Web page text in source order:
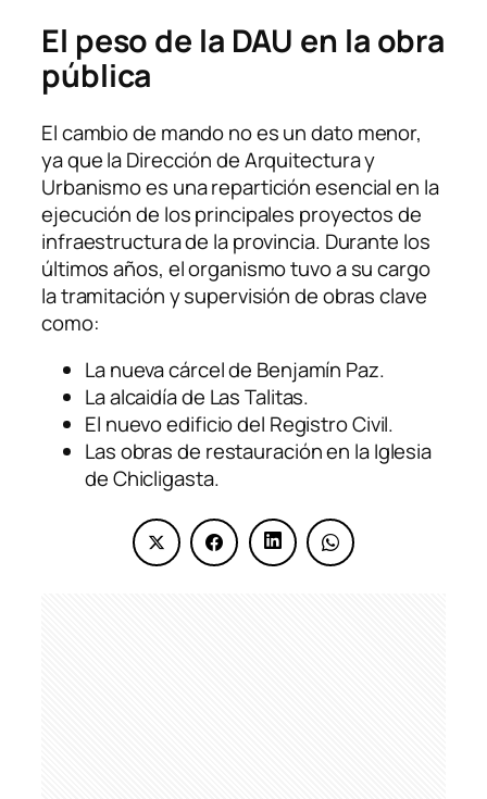
El peso de la DAU en la obra
pública
El cambio de mando no es un dato menor,
ya que la Dirección de Arquitectura y
Urbanismo es una repartición esencial en la
ejecución de los principales proyectos de
infraestructura de la provincia. Durante los
últimos años, el organismo tuvo a su cargo
la tramitación y supervisión de obras clave
como:
La nueva cárcel de Benjamín Paz.
La alcaidía de Las Talitas.
El nuevo edificio del Registro Civil.
Las obras de restauración en la Iglesia
de Chicligasta.